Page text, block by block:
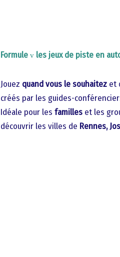
Formule v les jeux de piste en
Jouez quand vous le souhaitez et
créés par les guides-
Idéale pour les familles et les
découvrir les villes de Rennes,